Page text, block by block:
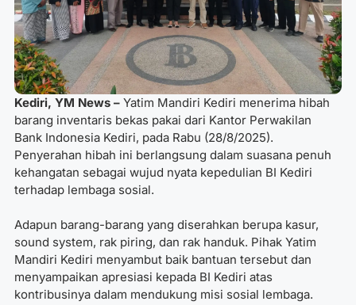
Kediri, YM News – Yatim Mandiri Kediri menerima hibah
barang inventaris bekas pakai dari Kantor Perwakilan
Bank Indonesia Kediri, pada Rabu (28/8/2025).
Penyerahan hibah ini berlangsung dalam suasana penuh
kehangatan sebagai wujud nyata kepedulian BI Kediri
terhadap lembaga sosial.
Adapun barang-barang yang diserahkan berupa kasur,
sound system, rak piring, dan rak handuk. Pihak Yatim
Mandiri Kediri menyambut baik bantuan tersebut dan
menyampaikan apresiasi kepada BI Kediri atas
kontribusinya dalam mendukung misi sosial lembaga.